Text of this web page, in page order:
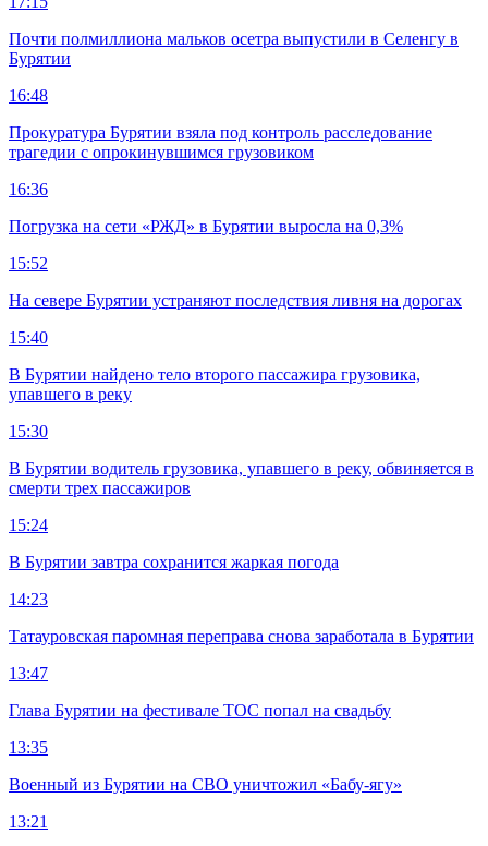
Почти полмиллиона мальков осетра выпустили в Селенгу в
Бурятии
16:48
Прокуратура Бурятии взяла под контроль расследование
трагедии с опрокинувшимся грузовиком
16:36
Погрузка на сети «РЖД» в Бурятии выросла на 0,3%
15:52
На севере Бурятии устраняют последствия ливня на дорогах
15:40
В Бурятии найдено тело второго пассажира грузовика,
упавшего в реку
15:30
В Бурятии водитель грузовика, упавшего в реку, обвиняется в
смерти трех пассажиров
15:24
В Бурятии завтра сохранится жаркая погода
14:23
Татауровская паромная переправа снова заработала в Бурятии
13:47
Глава Бурятии на фестивале ТОС попал на свадьбу
13:35
Военный из Бурятии на СВО уничтожил «Бабу-ягу»
13:21